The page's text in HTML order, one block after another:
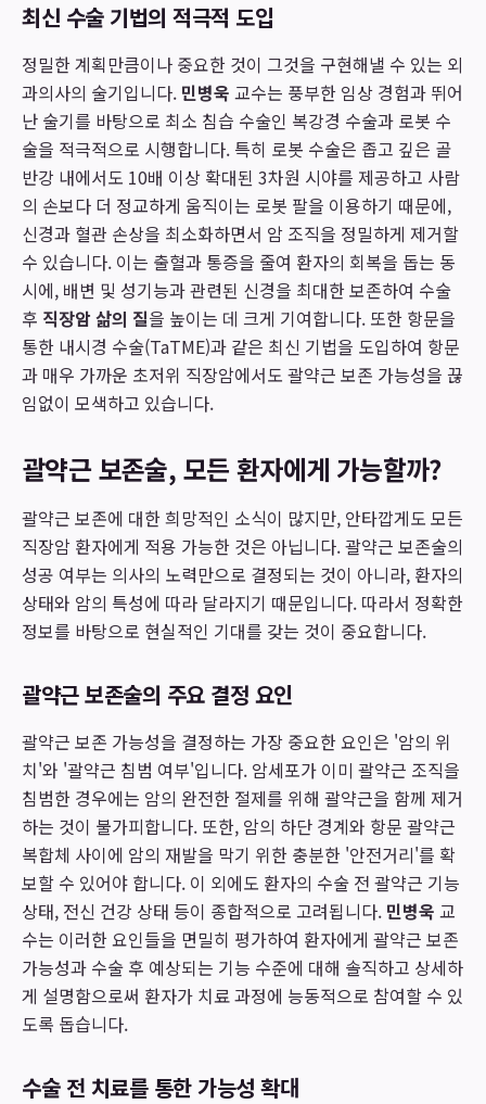
최신 수술 기법의 적극적 도입
정밀한 계획만큼이나 중요한 것이 그것을 구현해낼 수 있는 외
과의사의 술기입니다. 민병욱 교수는 풍부한 임상 경험과 뛰어
난 술기를 바탕으로 최소 침습 수술인 복강경 수술과 로봇 수
술을 적극적으로 시행합니다. 특히 로봇 수술은 좁고 깊은 골
반강 내에서도 10배 이상 확대된 3차원 시야를 제공하고 사람
의 손보다 더 정교하게 움직이는 로봇 팔을 이용하기 때문에,
신경과 혈관 손상을 최소화하면서 암 조직을 정밀하게 제거할
수 있습니다. 이는 출혈과 통증을 줄여 환자의 회복을 돕는 동
시에, 배변 및 성기능과 관련된 신경을 최대한 보존하여 수술
후 직장암 삶의 질을 높이는 데 크게 기여합니다. 또한 항문을
통한 내시경 수술(TaTME)과 같은 최신 기법을 도입하여 항문
과 매우 가까운 초저위 직장암에서도 괄약근 보존 가능성을 끊
임없이 모색하고 있습니다.
괄약근 보존술, 모든 환자에게 가능할까?
괄약근 보존에 대한 희망적인 소식이 많지만, 안타깝게도 모든
직장암 환자에게 적용 가능한 것은 아닙니다. 괄약근 보존술의
성공 여부는 의사의 노력만으로 결정되는 것이 아니라, 환자의
상태와 암의 특성에 따라 달라지기 때문입니다. 따라서 정확한
정보를 바탕으로 현실적인 기대를 갖는 것이 중요합니다.
괄약근 보존술의 주요 결정 요인
괄약근 보존 가능성을 결정하는 가장 중요한 요인은 '암의 위
치'와 '괄약근 침범 여부'입니다. 암세포가 이미 괄약근 조직을
침범한 경우에는 암의 완전한 절제를 위해 괄약근을 함께 제거
하는 것이 불가피합니다. 또한, 암의 하단 경계와 항문 괄약근
복합체 사이에 암의 재발을 막기 위한 충분한 '안전거리'를 확
보할 수 있어야 합니다. 이 외에도 환자의 수술 전 괄약근 기능
상태, 전신 건강 상태 등이 종합적으로 고려됩니다. 민병욱 교
수는 이러한 요인들을 면밀히 평가하여 환자에게 괄약근 보존
가능성과 수술 후 예상되는 기능 수준에 대해 솔직하고 상세하
게 설명함으로써 환자가 치료 과정에 능동적으로 참여할 수 있
도록 돕습니다.
수술 전 치료를 통한 가능성 확대